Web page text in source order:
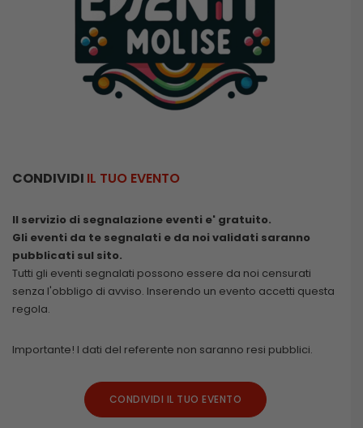
CONDIVIDI IL TUO EVENTO
Il servizio di segnalazione eventi e' gratuito.
Gli eventi da te segnalati e da noi validati saranno
pubblicati sul sito.
Tutti gli eventi segnalati possono essere da noi censurati
senza l'obbligo di avviso. Inserendo un evento accetti questa
regola.
Importante! I dati del referente non saranno resi pubblici.
CONDIVIDI IL TUO EVENTO